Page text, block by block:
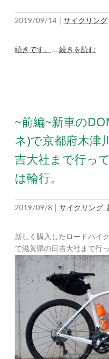
2019/09/14 サイクリング
続きです。 ... 続きを読む
~前編~新車の
ネ)で京都府木津
吉大社まで行っ
は輪行。
2019/09/8 サイクリング,
新しく購入したロードバイ
で滋賀県の日吉大社まで行